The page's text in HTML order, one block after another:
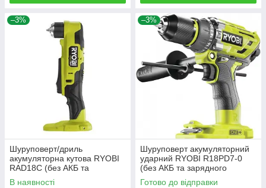
–3%
Шуруповерт/дриль
акумуляторна кутова RYOBI
RAD18С (без АКБ та
зарядного пристрою)
В наявності
–3%
Шуруповерт акумуляторний
ударний RYOBI R18PD7-0
(без АКБ та зарядного
пристрою)
Готово до відправки